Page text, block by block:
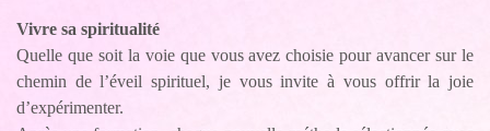
Vivre sa spiritualité
Quelle que soit la voie que vous avez choisie pour avancer sur le
chemin de l’éveil spirituel, je vous invite à vous offrir la joie
d’expérimenter.